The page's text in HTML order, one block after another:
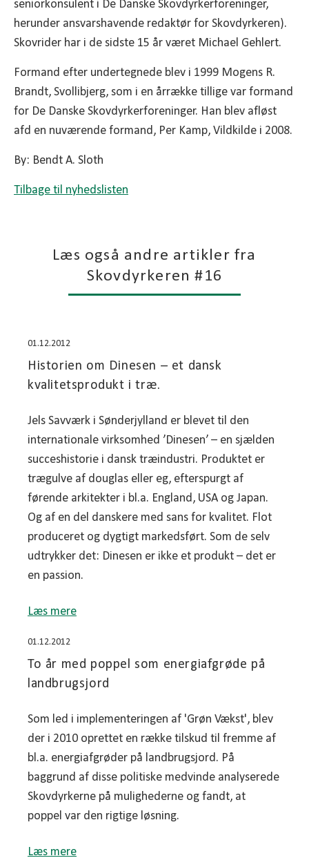
seniorkonsulent i De Danske Skovdyrkerforeninger,
herunder ansvarshavende redaktør for Skovdyrkeren).
Skovrider har i de sidste 15 år været Michael Gehlert.
Formand efter undertegnede blev i 1999 Mogens R.
Brandt, Svollibjerg, som i en årrække tillige var formand
for De Danske Skovdyrkerforeninger. Han blev afløst
afd en nuværende formand, Per Kamp, Vildkilde i 2008.
By: Bendt A. Sloth
Tilbage til nyhedslisten
Læs også andre artikler fra
Skovdyrkeren #16
01.12.2012
Historien om Dinesen – et dansk
kvalitetsprodukt i træ.
Jels Savværk i Sønderjylland er blevet til den
internationale virksomhed ’Dinesen’ – en sjælden
succeshistorie i dansk træindustri. Produktet er
trægulve af douglas eller eg, efterspurgt af
førende arkitekter i bl.a. England, USA og Japan.
Og af en del danskere med sans for kvalitet. Flot
produceret og dygtigt markedsført. Som de selv
udtrykker det: Dinesen er ikke et produkt – det er
en passion.
Læs mere
01.12.2012
To år med poppel som energiafgrøde på
landbrugsjord
Som led i implementeringen af 'Grøn Vækst', blev
der i 2010 oprettet en række tilskud til fremme af
bl.a. energiafgrøder på landbrugsjord. På
baggrund af disse politiske medvinde analyserede
Skovdyrkerne på mulighederne og fandt, at
poppel var den rigtige løsning.
Læs mere